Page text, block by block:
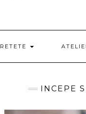
RETETE
INCEPE